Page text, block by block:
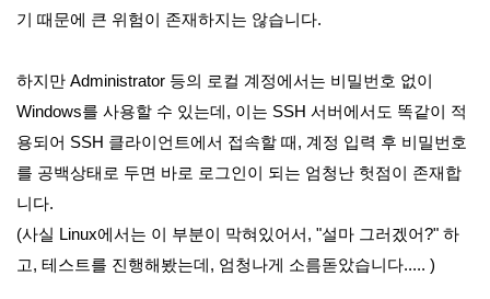
기 때문에 큰 위험이 존재하지는 않습니다.
하지만 Administrator 등의 로컬 계정에서는 비밀번호 없이
Windows를 사용할 수 있는데, 이는 SSH 서버에서도 똑같이 적
용되어 SSH 클라이언트에서 접속할 때, 계정 입력 후 비밀번호
를 공백상태로 두면 바로 로그인이 되는 엄청난 헛점이 존재합
니다.
(사실 Linux에서는 이 부분이 막혀있어서, "설마 그러겠어?" 하
고, 테스트를 진행해봤는데, 엄청나게 소름돋았습니다..... )